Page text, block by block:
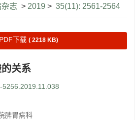
杂志 > 2019 > 35(11): 2561-2564
PDF下载 ( 2218 KB)
关系
脾胃病科